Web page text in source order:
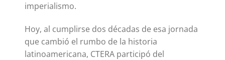
imperialismo.
Hoy, al cumplirse dos décadas de esa jornada
que cambió el rumbo de la historia
latinoamericana, CTERA participó del